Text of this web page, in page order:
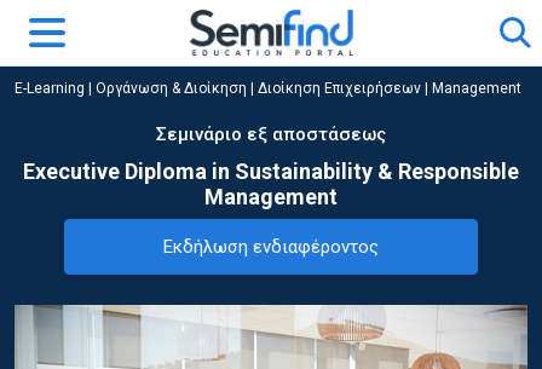
E-Learning Οργάνωση & Διοίκηση Διοίκηση Επιχειρήσεων | Management
Σεμινάριο εξ αποστάσεως
Executive Diploma in Sustainability & Responsible
Management
Εκδήλωση ενδιαφέροντος